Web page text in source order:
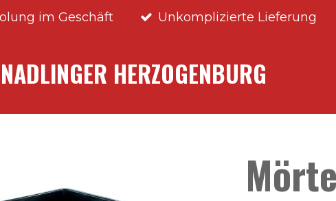
im Geschäft Unkomplizierte Lieferung
HERZOGENBURG